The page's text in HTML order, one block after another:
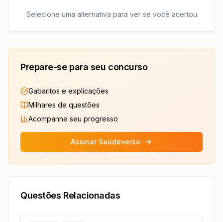
Selecione uma alternativa para ver se você acertou
Prepare-se para seu concurso
Gabaritos e explicações
Milhares de questões
Acompanhe seu progresso
Assinar Saúdeverso
Questões Relacionadas